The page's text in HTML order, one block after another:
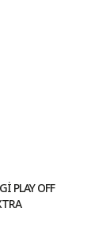
PLAY OFF